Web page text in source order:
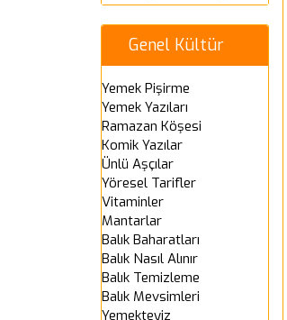
Genel Kültür
Yemek Pişirme
Yemek Yazıları
Ramazan Köşesi
Komik Yazılar
Ünlü Aşçılar
Yöresel Tarifler
Vitaminler
Mantarlar
Balık Baharatları
Balık Nasıl Alınır
Balık Temizleme
Balık Mevsimleri
Yemekteyiz